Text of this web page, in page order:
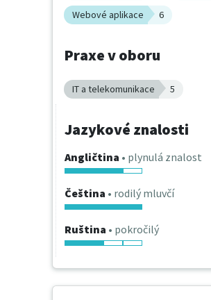
Webové aplikace
6
Praxe v oboru
IT a telekomunikace 5
Jazykové znalosti
Angličtina • plynulá znalost
Čeština • rodilý mluvčí
Ruština • pokročilý